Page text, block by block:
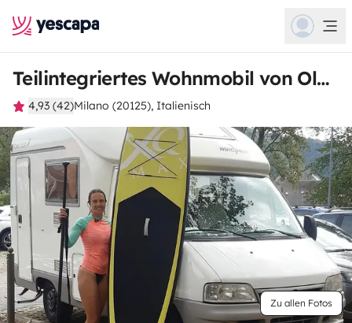
Teilintegriertes Wohnmobil von Olga
4,93 (42)Milano (20125), Italienisch
Zu allen Fotos